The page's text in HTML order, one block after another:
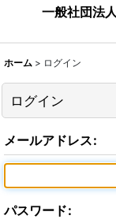
一般社団法
ホーム > ログイン
ログイン
メールアドレス:
パスワード: